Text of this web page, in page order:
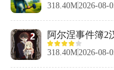
318.40M 2026-08-
阿尔涅事件簿2
318.40M 2026-08-